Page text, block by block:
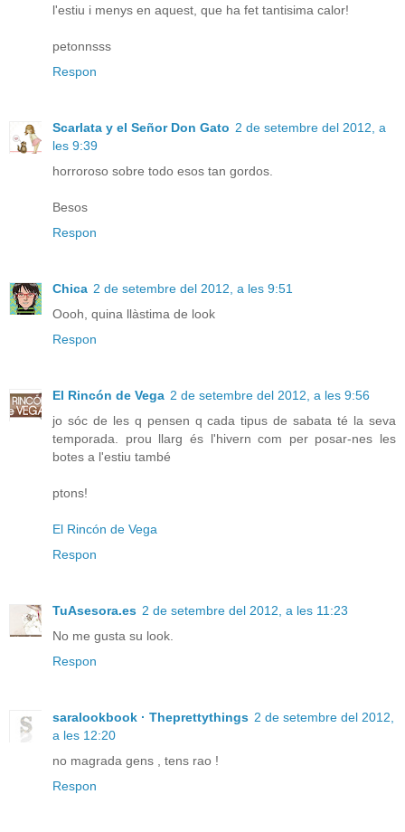
l'estiu i menys en aquest, que ha fet tantisima calor!
petonnsss
Respon
Scarlata y el Señor Don Gato 2 de setembre del 2012, a
les 9:39
horroroso sobre todo esos tan gordos.
Besos
Respon
Chica 2 de setembre del 2012, a les 9:51
Oooh, quina llàstima de look
Respon
El Rincón de Vega 2 de setembre del 2012, a les 9:56
jo sóc de les q pensen q cada tipus de sabata té la seva
temporada. prou llarg és l'hivern com per posar-nes les
botes a l'estiu també
ptons!
El Rincón de Vega
Respon
TuAsesora.es 2 de setembre del 2012, a les 11:23
No me gusta su look.
Respon
saralookbook · Theprettythings 2 de setembre del 2012,
a les 12:20
no magrada gens , tens rao !
Respon